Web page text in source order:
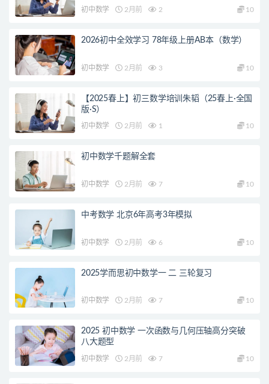
初中数学 2月前 2 10
2026初中全效学习 78年级上册AB本（数学）
初中数学 2月前 3 10
【2025春上】初三数学培训朱韬（25春上·全国
版·S）
初中数学 2月前 1 10
初中数学千题解全套
初中数学 2月前 7 10
中考数学 北京6年高考3年模拟
初中数学 2月前 6 10
2025学而思初中数学一 二 三轮复习
初中数学 2月前 7 10
2025 初中数学 一次函数与几何压轴高分突破
八大题型
初中数学 2月前 7 10